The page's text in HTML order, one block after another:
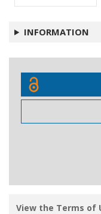
INFORMATION
View the Terms of